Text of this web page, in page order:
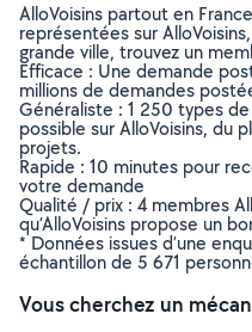
AlloVoisins partout en
représentées sur
grande ville, trouvez un
Efficace : Une demande
millions de demandes
Généraliste : 1 250 types
possible sur AlloVoisins, du
projets.
Rapide : 10 minutes pour
votre demande
Qualité / prix : 4 membres
qu’AlloVoisins propose un
* Données issues d’une
échantillon de 5 671
Vous cherchez un